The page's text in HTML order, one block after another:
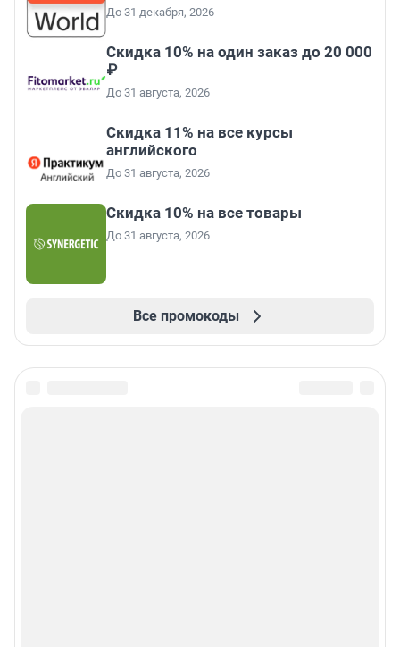
До 31 декабря, 2026
Скидка 10% на один заказ до 20 000
₽
До 31 августа, 2026
Скидка 11% на все курсы
английского
До 31 августа, 2026
Скидка 10% на все товары
До 31 августа, 2026
Все промокоды